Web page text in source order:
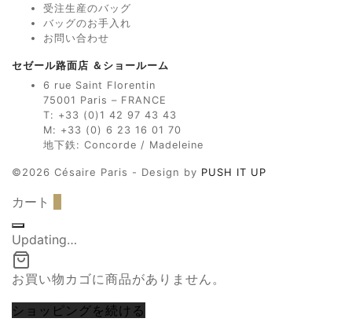
受注生産のバッグ
バッグのお手入れ
お問い合わせ
セゼール路面店 ＆ショールーム
6 rue Saint Florentin
75001 Paris – FRANCE
T: +33 (0)1 42 97 43 43
M: +33 (0) 6 23 16 01 70
地下鉄: Concorde / Madeleine
©2026 Césaire Paris - Design by PUSH IT UP
カート
Updating…
お買い物カゴに商品がありません。
ショッピングを続ける